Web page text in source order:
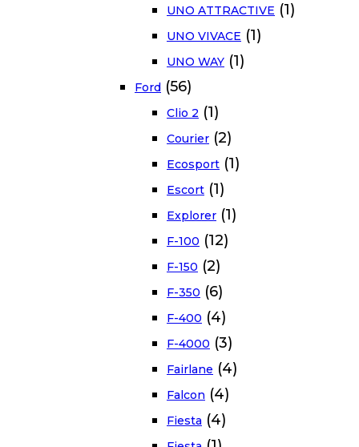
UNO ATTRACTIVE (1)
UNO VIVACE (1)
UNO WAY (1)
Ford (56)
Clio 2 (1)
Courier (2)
Ecosport (1)
Escort (1)
Explorer (1)
F-100 (12)
F-150 (2)
F-350 (6)
F-400 (4)
F-4000 (3)
Fairlane (4)
Falcon (4)
Fiesta (4)